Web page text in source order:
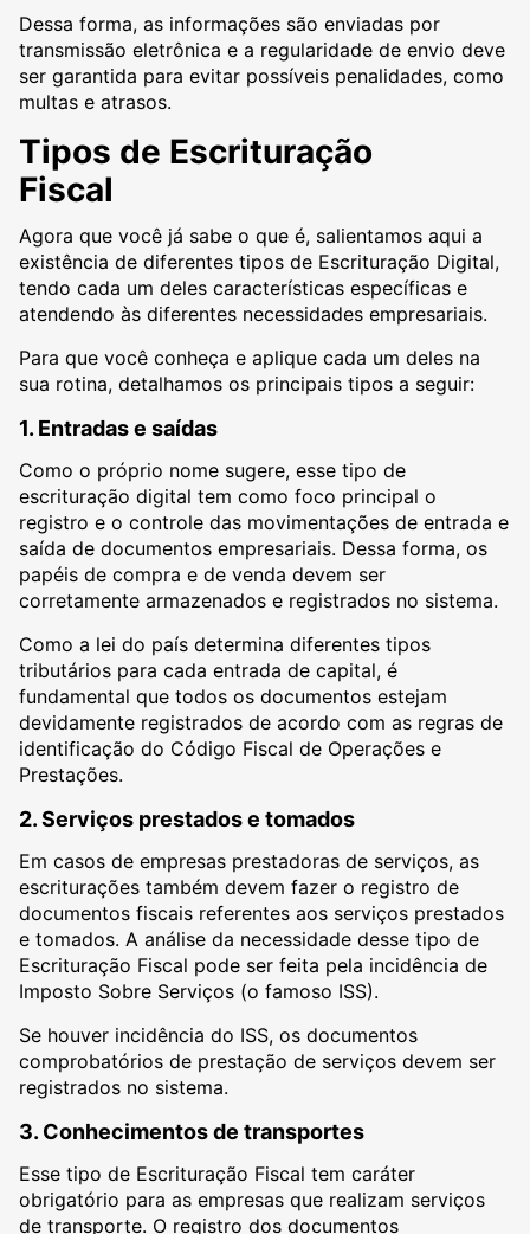
Dessa forma, as informações são enviadas por
transmissão eletrônica e a regularidade de envio deve
ser garantida para evitar possíveis penalidades, como
multas e atrasos.
Tipos de Escrituração
Fiscal
Agora que você já sabe o que é, salientamos aqui a
existência de diferentes tipos de Escrituração Digital,
tendo cada um deles características específicas e
atendendo às diferentes necessidades empresariais.
Para que você conheça e aplique cada um deles na
sua rotina, detalhamos os principais tipos a seguir:
1. Entradas e saídas
Como o próprio nome sugere, esse tipo de
escrituração digital tem como foco principal o
registro e o controle das movimentações de entrada e
saída de documentos empresariais. Dessa forma, os
papéis de compra e de venda devem ser
corretamente armazenados e registrados no sistema.
Como a lei do país determina diferentes tipos
tributários para cada entrada de capital, é
fundamental que todos os documentos estejam
devidamente registrados de acordo com as regras de
identificação do Código Fiscal de Operações e
Prestações.
2. Serviços prestados e tomados
Em casos de empresas prestadoras de serviços, as
escriturações também devem fazer o registro de
documentos fiscais referentes aos serviços prestados
e tomados. A análise da necessidade desse tipo de
Escrituração Fiscal pode ser feita pela incidência de
Imposto Sobre Serviços (o famoso ISS).
Se houver incidência do ISS, os documentos
comprobatórios de prestação de serviços devem ser
registrados no sistema.
3. Conhecimentos de transportes
Esse tipo de Escrituração Fiscal tem caráter
obrigatório para as empresas que realizam serviços
de transporte. O registro dos documentos